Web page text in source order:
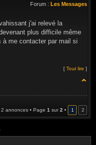
Forum : Les Messages
j'ai relevé la
plus difficile même
à me contacter par mail si
[ Tout lire ]
2 annonces • Page 1 sur2 • 1 2